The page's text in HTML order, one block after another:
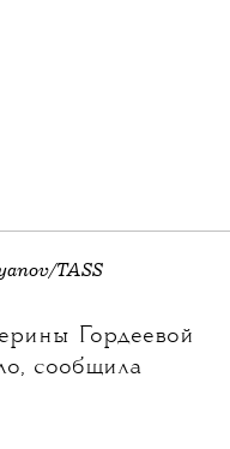
TASS
Гордеевой
сообщила